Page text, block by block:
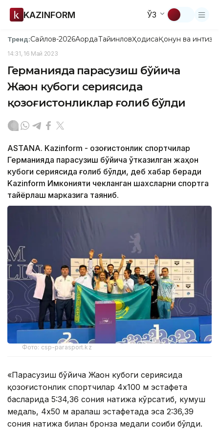
KAZINFORM ЎЗ
Тренд:Сайлов-2026АқордаТайинловҲодисаҚонун ва
14:31, 16 Май 2023
Германияда парасузиш бўйича
Жаҳон кубоги сериясида
қозоғистонликлар ғолиб бўлди
ASTANA. Kazinform - Қозоғистонлик спортчилар
Германияда параcузиш бўйича ўтказилган жаҳон
кубоги сериясида ғолиб бўлди, деб хабар беради
Kazinform Имконияти чекланган шахсларни спортга
тайёрлаш марказига таяниб.
Фото: csp-parasport.kz
«Парасузиш бўйича Жаҳон кубоги сериясида
қозоғистонлик спортчилар 4х100 м эстафета
баҳсларида 5:34,36 сония натижа кўрсатиб, кумуш
медаль, 4х50 м аралаш эстафетада эса 2:36,39
сония натижа билан бронза медали соҳиби бўлди.